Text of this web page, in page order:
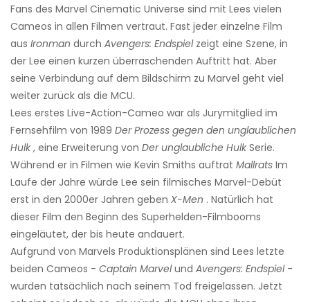
Fans des Marvel Cinematic Universe sind mit Lees vielen
Cameos in allen Filmen vertraut. Fast jeder einzelne Film
aus Ironman durch Avengers: Endspielzeigt eine Szene, in
der Lee einen kurzen überraschenden Auftritt hat. Aber
seine Verbindung auf dem Bildschirm zu Marvel geht viel
weiter zurück als die MCU.
Lees erstes Live-Action-Cameo war als Jurymitglied im
Fernsehfilm von 1989 Der Prozess gegen den unglaublichen
Hulk, eine Erweiterung von Der unglaubliche HulkSerie.
Während er in Filmen wie Kevin Smiths auftrat Mallrats Im
Laufe der Jahre würde Lee sein filmisches Marvel-Debüt
erst in den 2000er Jahren geben X-Men . Natürlich hat
dieser Film den Beginn des Superhelden-Filmbooms
eingeläutet, der bis heute andauert.
Aufgrund von Marvels Produktionsplänen sind Lees letzte
beiden Cameos - Captain Marvelund Avengers: Endspiel-
wurden tatsächlich nach seinem Tod freigelassen. Jetzt